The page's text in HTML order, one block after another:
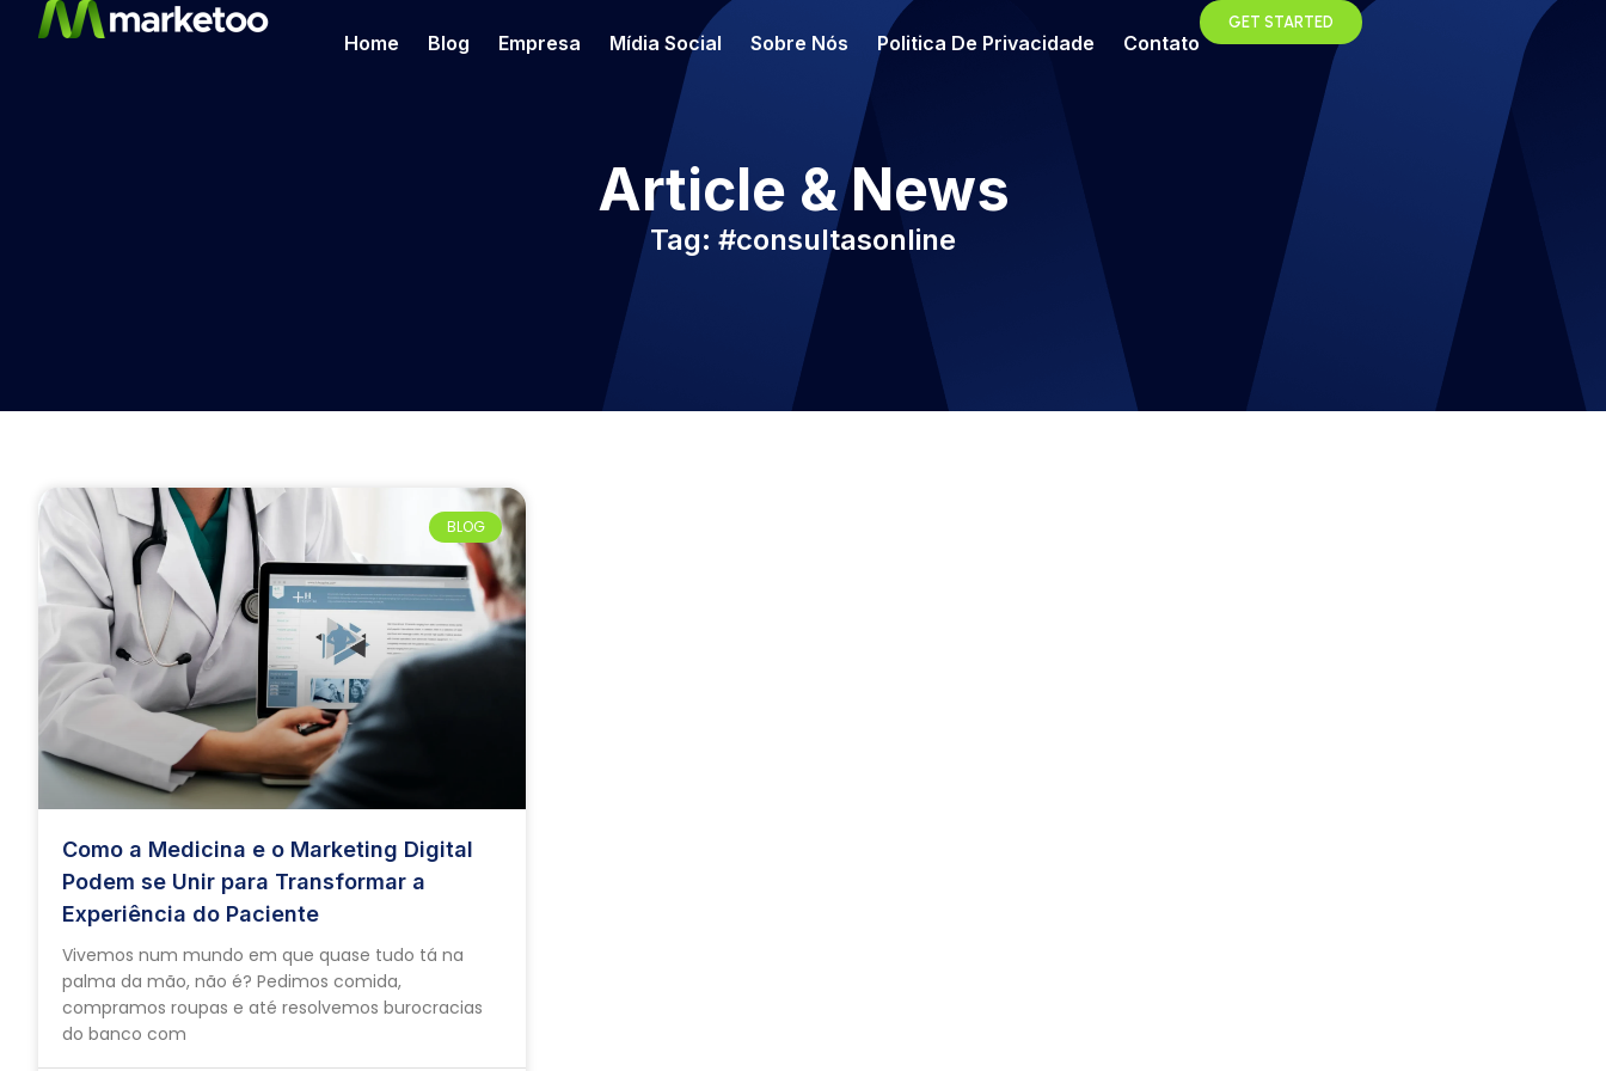
Home Blog Empresa Mídia Social Sobre Nós Politica De Privacidade Contato
GET STARTED
Article & News
Tag: #consultasonline
BLOG
Como a Medicina e o Marketing Digital
Podem se Unir para Transformar a
Experiência do Paciente
Vivemos num mundo em que quase tudo tá na
palma da mão, não é? Pedimos comida,
compramos roupas e até resolvemos burocracias
do banco com